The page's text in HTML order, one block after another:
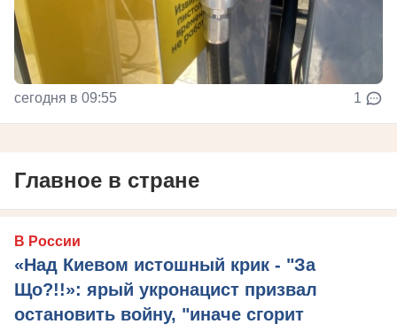
сегодня в 09:55 1
Главное в стране
В России
«Над Киевом истошный крик - "За
Що?!!»: ярый укронацист призвал
остановить войну, "иначе сгорит